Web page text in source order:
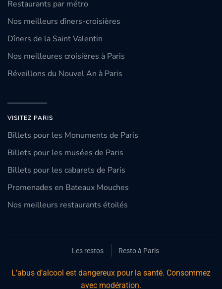
Restaurants par métro
Nos meilleurs dîners-croisières
Dîners de la Saint Valentin
Nos meilleures croisières à Paris
Réveillons du Nouvel An à Paris
VISITEZ PARIS
Billets pour les Monuments de Paris
Billets pour les musées de Paris
Billets pour les cabarets de Paris
Promenades en Bateaux Mouches
Nos meilleurs restaurants étoilés
Les restos Resto à Paris
L’abus d’alcool est dangereux pour la santé. Consommez
avec modération.